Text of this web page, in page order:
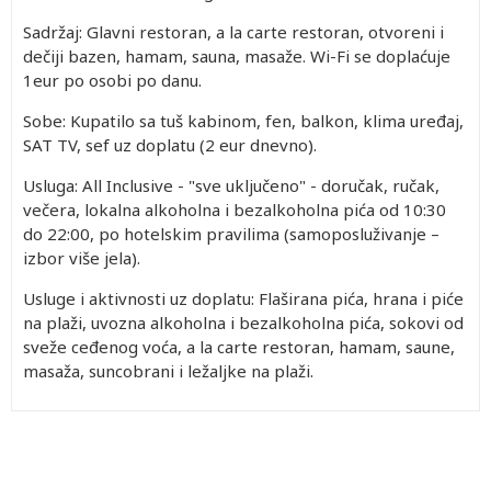
Sadržaj: Glavni restoran, a la carte restoran, otvoreni i
dečiji bazen, hamam, sauna, masaže. Wi-Fi se doplaćuje
1eur po osobi po danu.
Sobe: Kupatilo sa tuš kabinom, fen, balkon, klima uređaj,
SAT TV, sef uz doplatu (2 eur dnevno).
Usluga: All Inclusive - "sve uključeno" - doručak, ručak,
večera, lokalna alkoholna i bezalkoholna pića od 10:30
do 22:00, po hotelskim pravilima (samoposluživanje –
izbor više jela).
Usluge i aktivnosti uz doplatu: Flaširana pića, hrana i piće
na plaži, uvozna alkoholna i bezalkoholna pića, sokovi od
sveže ceđenog voća, a la carte restoran, hamam, saune,
masaža, suncobrani i ležaljke na plaži.